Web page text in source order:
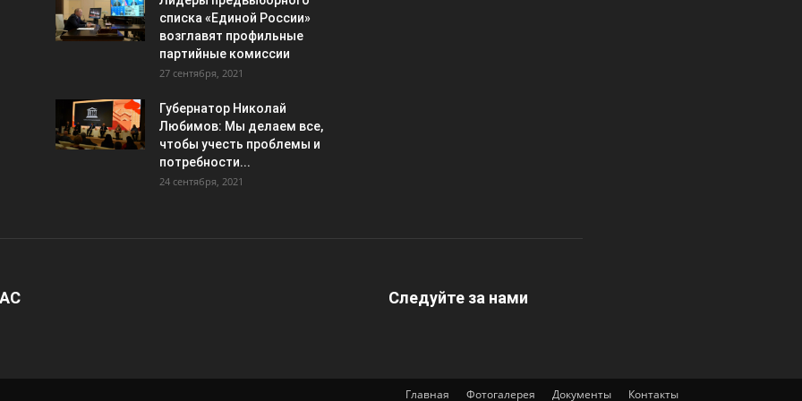
списка «Единой России»
возглавят профильные
партийные комиссии
27 сентября, 2021
Губернатор Николай
Любимов: Мы делаем все,
чтобы учесть проблемы и
потребности...
24 сентября, 2021
Следуйте за нами
Главная Фотогалерея Документы Контакты